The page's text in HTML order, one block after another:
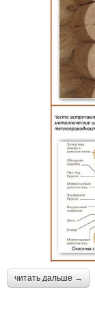
читать дальше →